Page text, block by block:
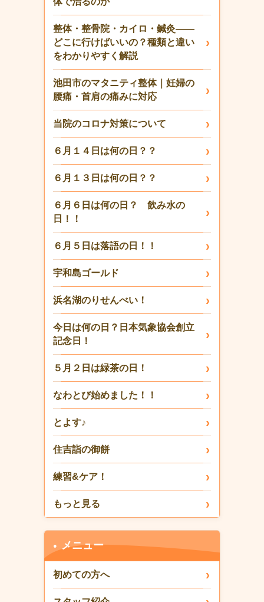
整体・整骨院・カイロ・鍼灸——
どこに行けばいいの？種類と違い
をわかりやすく解説
池田市のマタニティ整体｜妊婦の
腰痛・首肩の痛みに対応
当院のコロナ対策について
６月１４日は何の日？？
６月１３日は何の日？？
６月６日は何の日？ 飲み水の
日！！
６月５日は落語の日！！
宇和島ゴールド
浜名湖のりせんべい！
今日は何の日？日本気象協会創立
記念日！
５月２日は緑茶の日！
なわとび始めました！！
とよす♪
住吉詣の御餅
練習&ケア！
もっと見る
メニュー
初めての方へ